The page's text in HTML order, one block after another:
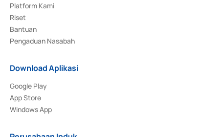
Platform Kami
Riset
Bantuan
Pengaduan Nasabah
Download Aplikasi
Google Play
App Store
Windows App